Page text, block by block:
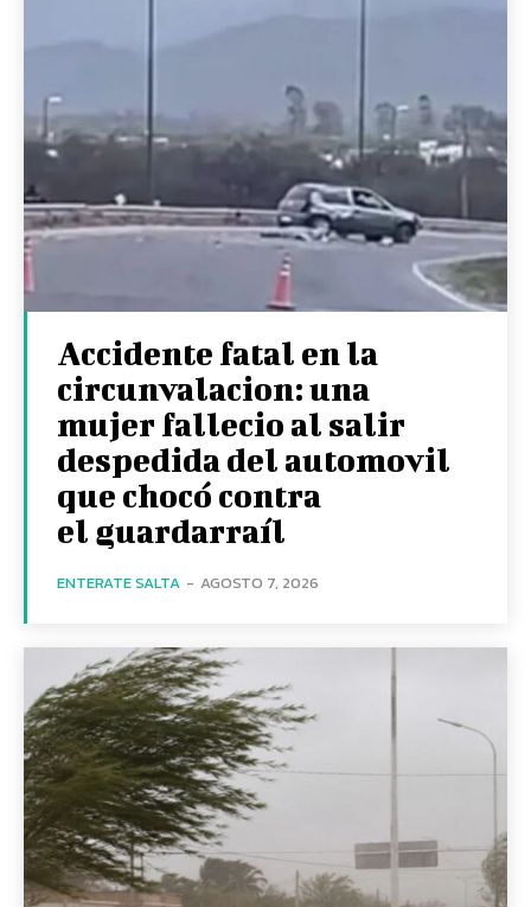
Accidente fatal en la
circunvalacion: una
mujer fallecio al salir
despedida del automovil
que chocó contra
el guardarraíl
ENTERATE SALTA - AGOSTO 7, 2026